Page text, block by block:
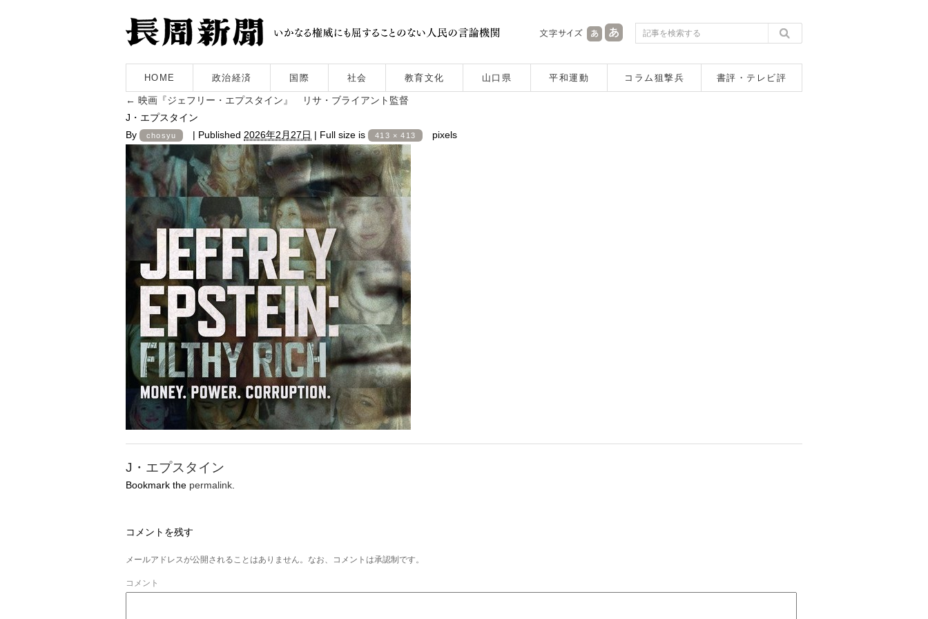
HOME 政治経済 国際 社会 教育文化 山口県 平和運動 コラム狙撃兵 書評・テレビ評
← 映画『ジェフリー・エプスタイン』 リサ・ブライアント監督
J・エプスタイン
By
chosyu | Published 2026年2月27日 | Full size is 413 × 413 pixels
J・エプスタイン
Bookmark the permalink
コメントを残す
メールアドレスが公開されることはありません。なお、コメントは承認制です。
コメント